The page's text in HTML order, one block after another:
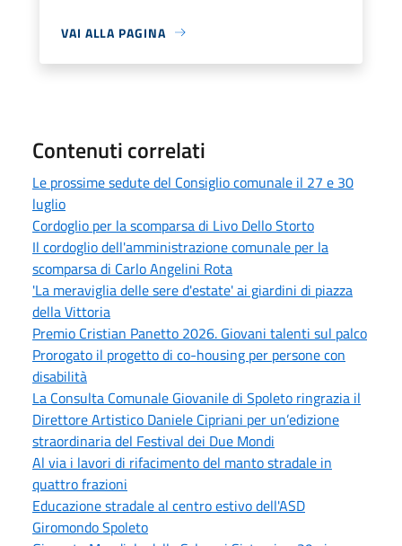
VAI ALLA PAGINA
Contenuti correlati
Le prossime sedute del Consiglio comunale il 27 e 30
luglio
Cordoglio per la scomparsa di Livo Dello Storto
Il cordoglio dell'amministrazione comunale per la
scomparsa di Carlo Angelini Rota
'La meraviglia delle sere d'estate' ai giardini di piazza
della Vittoria
Premio Cristian Panetto 2026. Giovani talenti sul palco
Prorogato il progetto di co-housing per persone con
disabilità
La Consulta Comunale Giovanile di Spoleto ringrazia il
Direttore Artistico Daniele Cipriani per un’edizione
straordinaria del Festival dei Due Mondi
Al via i lavori di rifacimento del manto stradale in
quattro frazioni
Educazione stradale al centro estivo dell'ASD
Giromondo Spoleto